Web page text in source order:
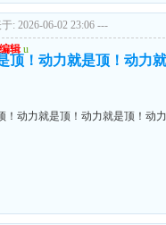
: 2026-06-02 23:06 ---
编辑 u
顶！动力就是顶！动力
！动力就是顶！动力就是顶！动